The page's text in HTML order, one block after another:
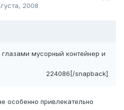
2008
мусорный контейнер и
224086[/snapback]
особенно привлекательно